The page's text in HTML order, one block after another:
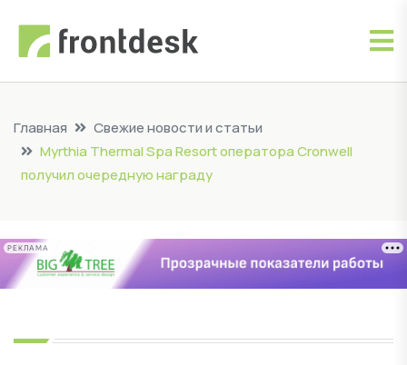
Главная
Свежие новости и статьи
Myrthia Thermal Spa Resort оператора Cronwell
получил очередную награду
РЕКЛАМА